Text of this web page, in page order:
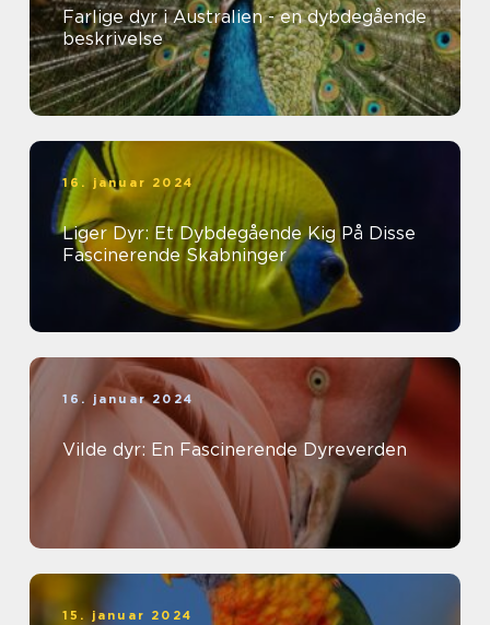
Farlige dyr i Australien - en dybdegående
beskrivelse
16. januar 2024
Liger Dyr: Et Dybdegående Kig På Disse
Fascinerende Skabninger
16. januar 2024
Vilde dyr: En Fascinerende Dyreverden
15. januar 2024